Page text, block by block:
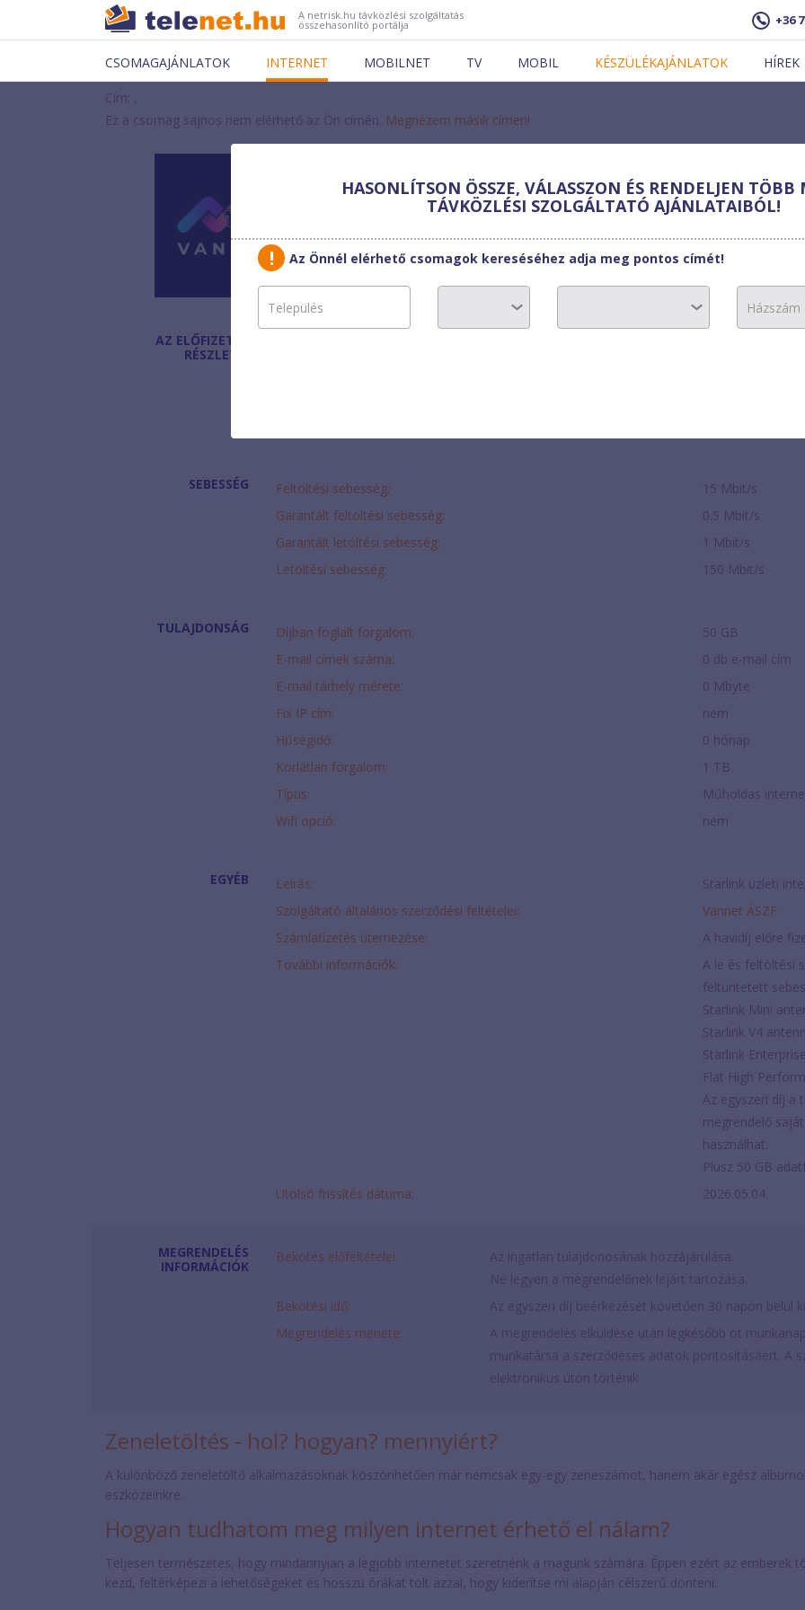
A netrisk.hu távközlési szolgáltatás
összehasonlító portálja +36
CSOMAGAJÁNLATOK INTERNET MOBILNET TV MOBIL KÉSZÜLÉKAJÁNLATOK HÍREK
Cím: ,
Ez a csomag sajnos nem elérhető az Ön címén. Megnézem másik címen!
Vannet Telekommunikációs
Global Priority 50GB
AZ ELŐFIZETÉS
RÉSZLETEI
SEBESSÉG Feltöltési sebesség:
15 Mbit/s
Garantált feltöltési sebesség:
0.5 Mbit/s
Garantált letöltési sebesség:
1 Mbit/s
Letöltési sebesség:
150 Mbit/s
TULAJDONSÁG Díjban foglalt forgalom:
50 GB
E-mail címek száma:
0 db e-mail cím
E-mail tárhely mérete:
0 Mbyte
Fix IP cím:
nem
Hűségidő:
0 hónap
Korlátlan forgalom:
1 TB
Típus:
Műholdas
Wifi opció:
nem
EGYÉB Leírás:
Starlink üzleti
Szolgáltató általános szerződési feltételei:
Vannet ÁSZF
Számlafizetés ütemezése:
A havidíj előre
További információk:
A le és feltöltési
feltüntetett
Starlink Mini
Starlink V4
Starlink
Flat High
Az egyszeri díj a
megrendelő
használhat.
Plusz 50 GB
Utolsó frissítés dátuma:
2026.05.04.
MEGRENDELÉS
INFORMÁCIÓK
Bekötés előfeltételei:
Bekötési idő:
Megrendelés menete:
Zeneletöltés - hol? hogyan? mennyiért?
A különböző zeneletöltő alkalmazásoknak köszönhetően már nemcsak egy-egy zeneszámot, hanem akár egész
eszközeinkre.
Hogyan tudhatom meg milyen internet érhető el nálam?
Teljesen természetes, hogy mindannyian a legjobb internetet szeretnénk a magunk számára. Éppen ezért az emberek
kezd, feltérképezi a lehetőségeket és hosszú órákat tölt azzal, hogy kiderítse mi alapján célszerű dönteni.
HASONLÍTSON ÖSSZE, VÁLASSZON ÉS RENDELJEN
TÁVKÖZLÉSI SZOLGÁLTATÓ AJÁNLATAIBÓL!
Az Önnél elérhető csomagok kereséséhez adja meg pontos címét!